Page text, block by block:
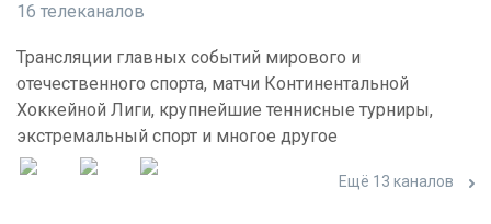
16 телеканалов
Трансляции главных событий мирового и
отечественного спорта, матчи Континентальной
Хоккейной Лиги, крупнейшие теннисные турниры,
экстремальный спорт и многое другое
Ещё 13 каналов